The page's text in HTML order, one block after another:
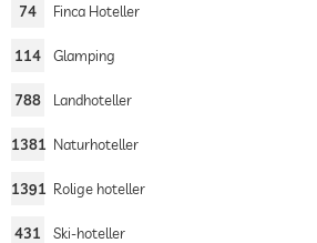
74 Finca Hoteller
114 Glamping
788 Landhoteller
1381 Naturhoteller
1391 Rolige hoteller
431 Ski-hoteller